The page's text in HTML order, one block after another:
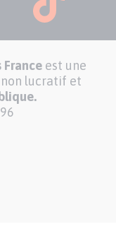
France est une
lucratif et